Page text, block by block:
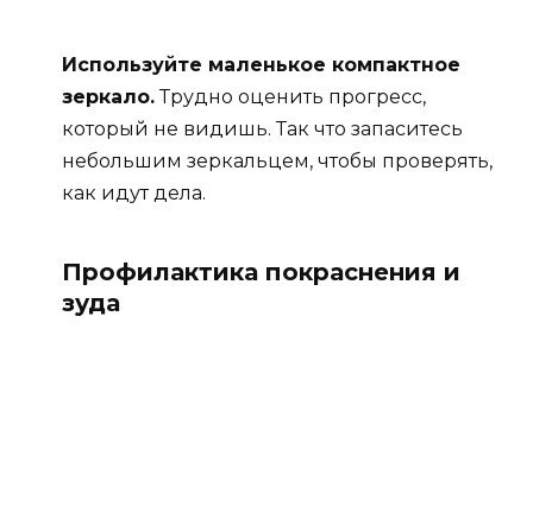
Используйте маленькое компактное
зеркало.Трудно оценить прогресс,
который не видишь. Так что запаситесь
небольшим зеркальцем, чтобы проверять,
как идут дела.
Профилактика покраснения и
зуда